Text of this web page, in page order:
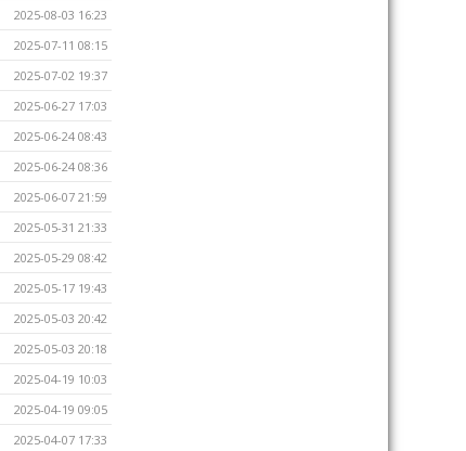
2025-08-03 16:23
2025-07-11 08:15
2025-07-02 19:37
2025-06-27 17:03
2025-06-24 08:43
2025-06-24 08:36
2025-06-07 21:59
2025-05-31 21:33
2025-05-29 08:42
2025-05-17 19:43
2025-05-03 20:42
2025-05-03 20:18
2025-04-19 10:03
2025-04-19 09:05
2025-04-07 17:33